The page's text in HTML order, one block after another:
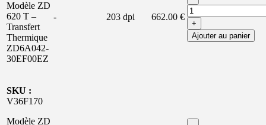
Modèle ZD
620 T –
Transfert
Thermique
ZD6A042-
30EF00EZ
- 203 dpi 662.00 €
+
Ajouter au panier
SKU :
V36F170
Modèle ZD